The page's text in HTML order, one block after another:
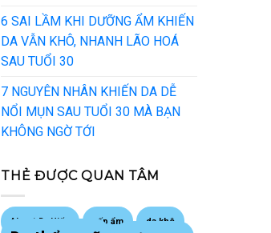
6 SAI LẦM KHI DƯỠNG ẨM KHIẾN
DA VẪN KHÔ, NHANH LÃO HOÁ
SAU TUỔI 30
7 NGUYÊN NHÂN KHIẾN DA DỄ
NỔI MỤN SAU TUỔI 30 MÀ BẠN
KHÔNG NGỜ TỚI
THẺ ĐƯỢC QUAN TÂM
About Dr Hiếu cấp ẩm da khô